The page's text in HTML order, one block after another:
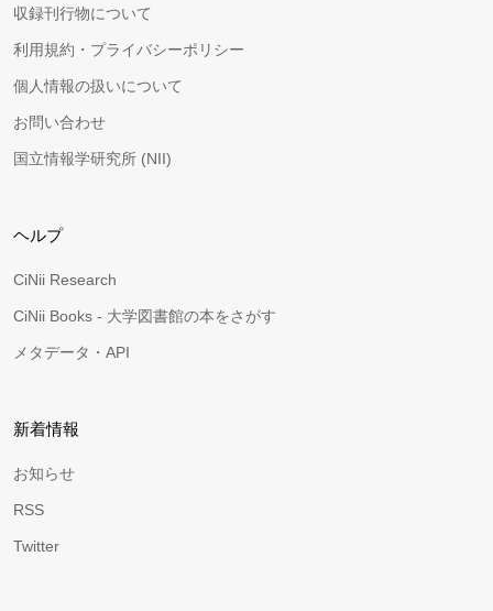
収録刊行物について
利用規約・プライバシーポリシー
個人情報の扱いについて
お問い合わせ
国立情報学研究所 (NII)
ヘルプ
CiNii Research
CiNii Books - 大学図書館の本をさがす
メタデータ・API
新着情報
お知らせ
RSS
Twitter